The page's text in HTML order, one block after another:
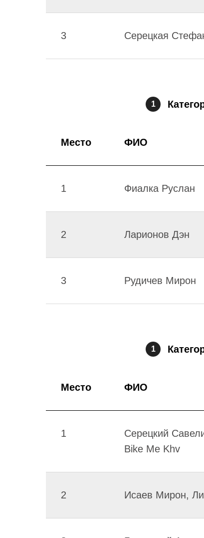
3 Серецкая
1
Место ФИО
1 Фиалка Руслан
2 Ларионов Дэн
3 Рудичев Мирон
1
Место ФИО
1
Серецкий
Bike Me Khv
2 Исаев Мирон,